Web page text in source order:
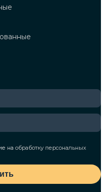
наобработку персональных